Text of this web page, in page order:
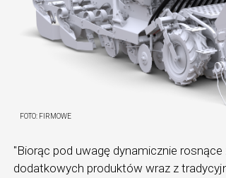
FOTO: FIRMOWE
"Biorąc pod uwagę dynamicznie
dodatkowych produktów wraz z